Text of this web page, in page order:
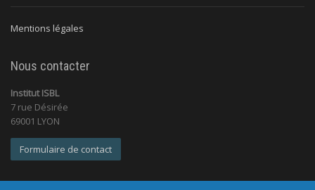
Mentions légales
Nous contacter
Institut ISBL
7 rue Désirée
69001 LYON
Formulaire de contact